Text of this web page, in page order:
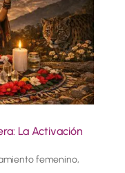
La Activación
femenino,